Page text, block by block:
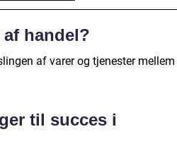
handel?
af varer og tjenester
til succes i